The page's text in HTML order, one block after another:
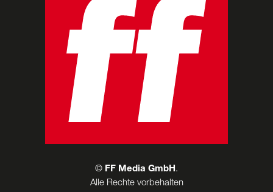
© FF Media GmbH.
Alle Rechte vorbehalten